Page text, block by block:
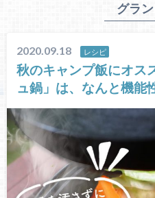
グラ
2020.09.18 レシピ
秋のキャンプ飯にオス
ュ鍋」は、なんと機能